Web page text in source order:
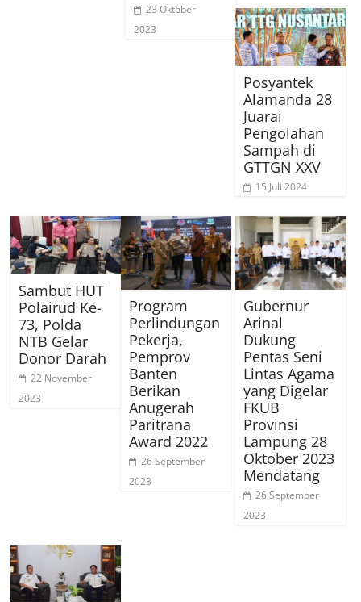
23 Oktober
2023
Posyantek
Alamanda 28
Juarai
Pengolahan
Sampah di
GTTGN XXV
15 Juli 2024
Sambut HUT
Polairud Ke-
73, Polda
NTB Gelar
Donor Darah
22 November
2023
Program
Perlindungan
Pekerja,
Pemprov
Banten
Berikan
Anugerah
Paritrana
Award 2022
26 September
2023
Gubernur
Arinal
Dukung
Pentas Seni
Lintas Agama
yang Digelar
FKUB
Provinsi
Lampung 28
Oktober 2023
Mendatang
26 September
2023